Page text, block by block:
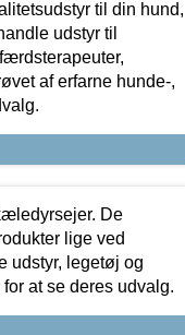
til din hund,
udstyr til
af erfarne hunde-,
De
lige ved
udstyr, legetøj og
at se deres udvalg.